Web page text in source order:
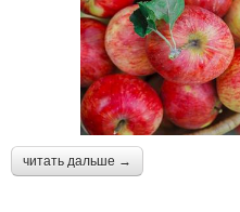
читать дальше →